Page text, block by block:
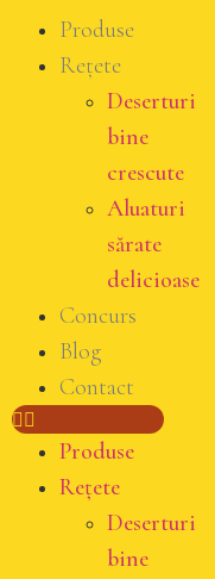
Produse
Rețete
Deserturi
bine
crescute
Aluaturi
sărate
delicioase
Concurs
Blog
Contact
Produse
Rețete
Deserturi
bine